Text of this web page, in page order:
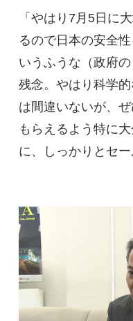
「やはり7月5日に
るので日本の安全
いうふうな（政府
残念。やはり科学
は間違いないが、
もらえるよう特に
に、しっかりとセー